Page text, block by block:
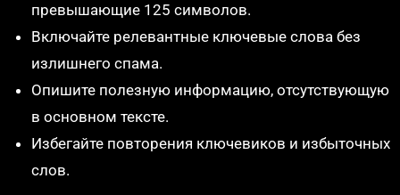
превышающие 125 символов.
Включайте релевантные ключевые слова без
излишнего спама.
Опишите полезную информацию, отсутствующую
в основном тексте.
Избегайте повторения ключевиков и избыточных
слов.